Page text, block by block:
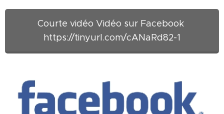
Courte vidéo Vidéo sur Facebook
https://tinyurl.com/cANaRd82-1